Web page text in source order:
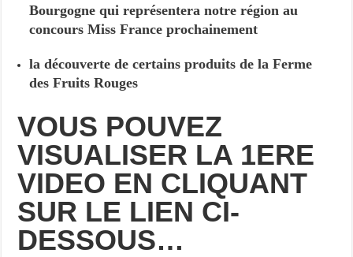
Bourgogne qui représentera notre région au
concours Miss France prochainement
la découverte de certains produits de la Ferme
des Fruits Rouges
VOUS POUVEZ
VISUALISER LA 1ERE
VIDEO EN CLIQUANT
SUR LE LIEN CI-
DESSOUS…